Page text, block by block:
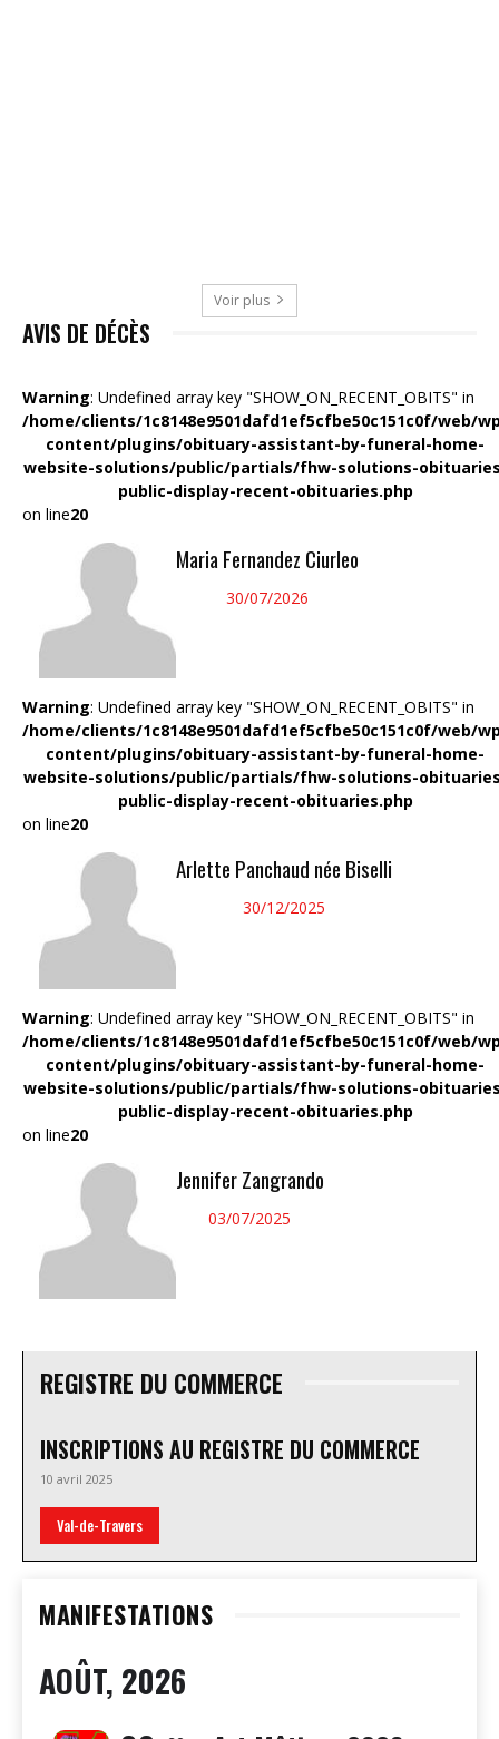
Voir plus
AVIS DE DÉCÈS
Warning: Undefined array key "SHOW_ON_RECENT_OBITS" in
/home/clients/1c8148e9501dafd1ef5cfbe50c151c0f/web/
content/plugins/obituary-assistant-by-funeral-home-
website-solutions/public/partials/fhw-solutions-
public-display-recent-obituaries.php
on line20
Maria Fernandez Ciurleo
30/07/2026
Warning: Undefined array key "SHOW_ON_RECENT_OBITS" in
/home/clients/1c8148e9501dafd1ef5cfbe50c151c0f/web/
content/plugins/obituary-assistant-by-funeral-home-
website-solutions/public/partials/fhw-solutions-
public-display-recent-obituaries.php
on line20
Arlette Panchaud née Biselli
30/12/2025
Warning: Undefined array key "SHOW_ON_RECENT_OBITS" in
/home/clients/1c8148e9501dafd1ef5cfbe50c151c0f/web/
content/plugins/obituary-assistant-by-funeral-home-
website-solutions/public/partials/fhw-solutions-
public-display-recent-obituaries.php
on line20
Jennifer Zangrando
03/07/2025
REGISTRE DU COMMERCE
INSCRIPTIONS AU REGISTRE DU COMMERCE
10 avril 2025
Val-de-Travers
MANIFESTATIONS
AOÛT, 2026